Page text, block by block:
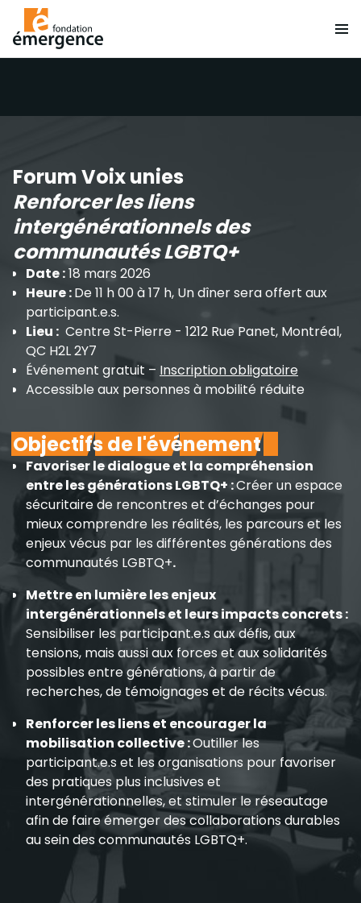
Forum Voix unies
Renforcer les liens
intergénérationnels des
communautés LGBTQ+
Date :18 mars 2026
Heure :De 11 h 00 à 17 h, Un dîner sera offert aux
participant.e.s.
Lieu : Centre St-Pierre - 1212 Rue Panet, Montréal,
QC H2L 2Y7
Événement gratuit – Inscription obligatoire
Accessible aux personnes à mobilité réduite
Objectifs de l'événement
Favoriser le dialogue et la compréhension
entre les générations LGBTQ+ :Créer un espace
sécuritaire de rencontres et d’échanges pour
mieux comprendre les réalités, les parcours et les
enjeux vécus par les différentes générations des
communautés LGBTQ+.
Mettre en lumière les enjeux
intergénérationnels et leurs impacts concrets :
Sensibiliser les participant.e.s aux défis, aux
tensions, mais aussi aux forces et aux solidarités
possibles entre générations, à partir de
recherches, de témoignages et de récits vécus.
Renforcer les liens et encourager la
mobilisation collective :Outiller les
participant.e.s et les organisations pour favoriser
des pratiques plus inclusives et
intergénérationnelles, et stimuler le réseautage
afin de faire émerger des collaborations durables
au sein des communautés LGBTQ+.